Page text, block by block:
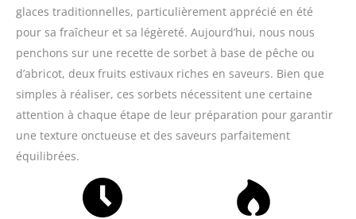
glaces traditionnelles, particulièrement apprécié en été
pour sa fraîcheur et sa légèreté. Aujourd’hui, nous nous
penchons sur une recette de sorbet à base de pêche ou
d’abricot, deux fruits estivaux riches en saveurs. Bien que
simples à réaliser, ces sorbets nécessitent une certaine
attention à chaque étape de leur préparation pour garantir
une texture onctueuse et des saveurs parfaitement
équilibrées.